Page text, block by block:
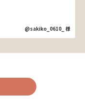
@sakiko_0610_ 様